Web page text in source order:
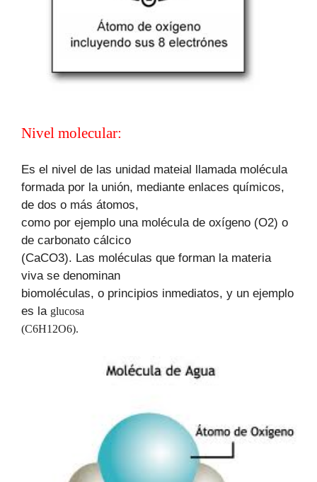
Nivel molecular:
Es el nivel de las unidad mateial llamada molécula
formada por la unión, mediante enlaces químicos,
de dos o más átomos,
como por ejemplo una molécula de oxígeno (O2) o
de carbonato cálcico
(CaCO3). Las moléculas que forman la materia
viva se denominan
biomoléculas, o principios inmediatos, y un ejemplo
es la glucosa
(C6H12O6).